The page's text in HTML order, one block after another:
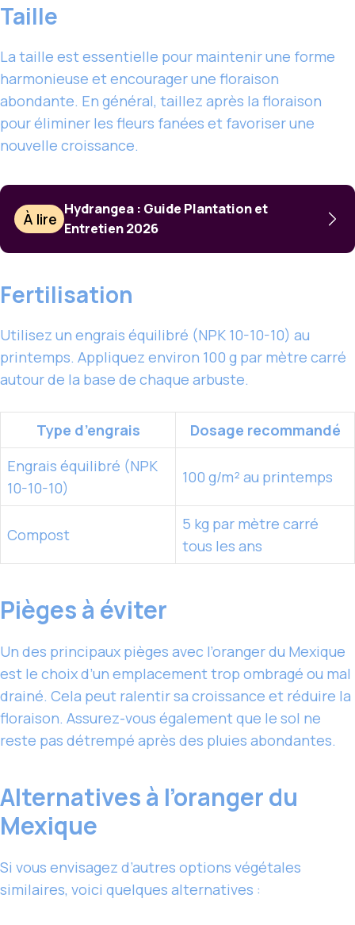
Taille
La taille est essentielle pour maintenir une forme
harmonieuse et encourager une floraison
abondante. En général, taillez après la floraison
pour éliminer les fleurs fanées et favoriser une
nouvelle croissance.
À lire
Hydrangea : Guide Plantation et
Entretien 2026
Fertilisation
Utilisez un engrais équilibré (NPK 10-10-10) au
printemps. Appliquez environ 100 g par mètre carré
autour de la base de chaque arbuste.
Type d’engrais
Dosage recommandé
Engrais équilibré (NPK
10-10-10)
100 g/m² au printemps
Compost
5 kg par mètre carré
tous les ans
Pièges à éviter
Un des principaux pièges avec l’oranger du Mexique
est le choix d’un emplacement trop ombragé ou mal
drainé. Cela peut ralentir sa croissance et réduire la
floraison. Assurez-vous également que le sol ne
reste pas détrempé après des pluies abondantes.
Alternatives à l’oranger du
Mexique
Si vous envisagez d’autres options végétales
similaires, voici quelques alternatives :